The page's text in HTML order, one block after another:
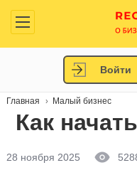
Войти
Главная Малый бизнес
Как
28 ноября 2025